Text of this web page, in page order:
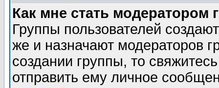
Как мне стать модератором
Группы пользователей
же и назначают модераторов
создании группы, то
отправить ему личное